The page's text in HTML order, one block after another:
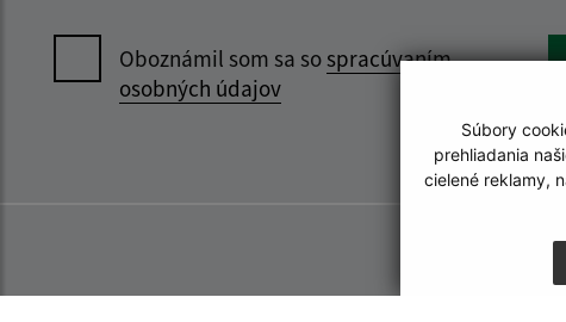
Súbory
prehliadania
cielené reklamy,
Oboznámil som sa sospracúvaním
osobných údajov